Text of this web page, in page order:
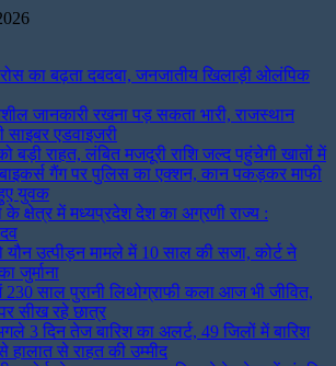
का बढ़ता दबदबा, जनजातीय खिलाड़ी ओलंपिक
जानकारी रखना पड़ सकता भारी, राजस्थान
साइबर एडवाइजरी
बड़ी राहत, लंबित मजदूरी राशि जल्द पहुंचेगी खातों में
गैंग पर पुलिस का एक्शन, कान पकड़कर माफी
युवक
के क्षेत्र में मध्यप्रदेश देश का अग्रणी राज्य :
उत्पीड़न मामले में 10 साल की सजा, कोर्ट ने
जुर्माना
साल पुरानी लिथोग्राफी कला आज भी जीवित,
सीख रहे छात्र
3 दिन तेज बारिश का अलर्ट, 49 जिलों में बारिश
से राहत की उम्मीद